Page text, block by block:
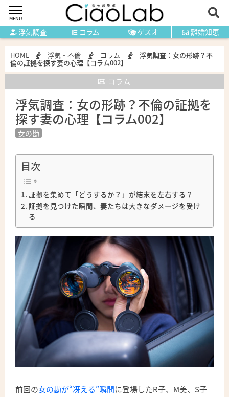
浮気調査 コラム ゲスオ 離婚知恵
MENU
HOME 浮気・不倫 コラム 浮気調査：女の形跡？不
倫の証拠を探す妻の心理【コラム002】
コラム
浮気調査：女の形跡？不倫の証拠を
探す妻の心理【コラム002】
女の勘
目次
証拠を集めて「どうするか？」が結末を左右する？
証拠を見つけた瞬間、妻たちは大きなダメージを受け
る
前回の女の勘が“冴える”瞬間に登場したR子、M美、S子